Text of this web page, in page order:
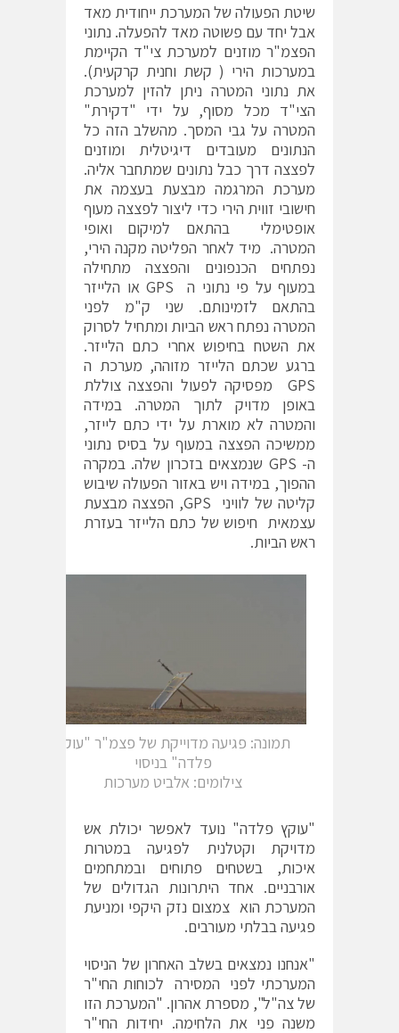
שיטת הפעולה של המערכת ייחודית מאד
אבל יחד עם פשוטה מאד להפעלה. נתוני
הפצמ"ר מוזנים למערכת צי"ד הקיימת
במערכות הירי ( קשת וחנית קרקעית).
את נתוני המטרה ניתן להזין למערכת
הצי"ד מכל מסוף, על ידי "דקירת"
המטרה על גבי המסך. מהשלב הזה כל
הנתונים מעובדים דיגיטלית ומוזנים
לפצצה דרך כבל נתונים שמתחבר אליה.
מערכת המרגמה מבצעת בעצמה את
חישובי זווית הירי כדי ליצור לפצצה מעוף
אופטימלי בהתאם למיקום ואופי
המטרה. מיד לאחר הפליטה מקנה הירי,
נפתחים הכנפונים והפצצה מתחילה
במעוף על פי נתוני ה GPS או הלייזר
בהתאם לזמינותם. שני ק"מ לפני
המטרה נפתח ראש הביות ומתחיל לסרוק
את השטח בחיפוש אחרי כתם הלייזר.
ברגע שכתם הלייזר מזוהה, מערכת ה
GPS מפסיקה לפעול והפצצה צוללת
באופן מדויק לתוך המטרה. במידה
והמטרה לא מוארת על ידי כתם לייזר,
ממשיכה הפצצה במעוף על בסיס נתוני
ה- GPS שנמצאים בזכרון שלה. במקרה
ההפוך, במידה ויש באזור הפעולה שיבוש
קליטה של לוויני GPS, הפצצה מבצעת
עצמאית חיפוש של כתם הלייזר בעזרת
ראש הביות.
תמונה: פגיעה מדוייקת של פצמ"ר "עוקץ
פלדה" בניסוי
צילומים: אלביט מערכות
"עוקץ פלדה" נועד לאפשר יכולת אש
מדויקת וקטלנית לפגיעה במטרות
איכות, בשטחים פתוחים ובמתחמים
אורבניים. אחד היתרונות הגדולים של
המערכת הוא צמצום נזק היקפי ומניעת
פגיעה בבלתי מעורבים.
"אנחנו נמצאים בשלב האחרון של הניסוי
המערכתי לפני המסירה לכוחות החי"ר
של צה"ל", מספרת אהרון. "המערכת הזו
משנה פני את הלחימה. יחידות החי"ר